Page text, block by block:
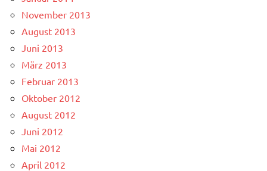
November 2013
August 2013
Juni 2013
März 2013
Februar 2013
Oktober 2012
August 2012
Juni 2012
Mai 2012
April 2012